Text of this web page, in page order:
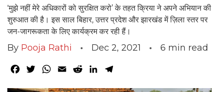
'मुझे नहीं मेरे अधिकारों को सुरक्षित करो’ के तहत क्रिया ने अपने अभियान की
शुरुआत की है। इस साल बिहार, उत्तर प्रदेश और झारखंड में ज़िला स्तर पर
जन-जागरूकता के लिए कार्यक्रम कर रही हैं।
By Pooja Rathi Dec 2, 2021 6 min read
Facebook
TwitterWhatsApp
Email RedditLinkedIn